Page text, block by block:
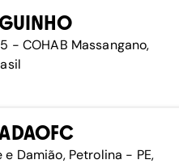
- COHAB Massangano,
Damião, Petrolina - PE,